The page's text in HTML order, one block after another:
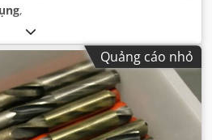
,
Quảng cáo nhỏ